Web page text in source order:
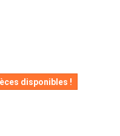
disponibles !